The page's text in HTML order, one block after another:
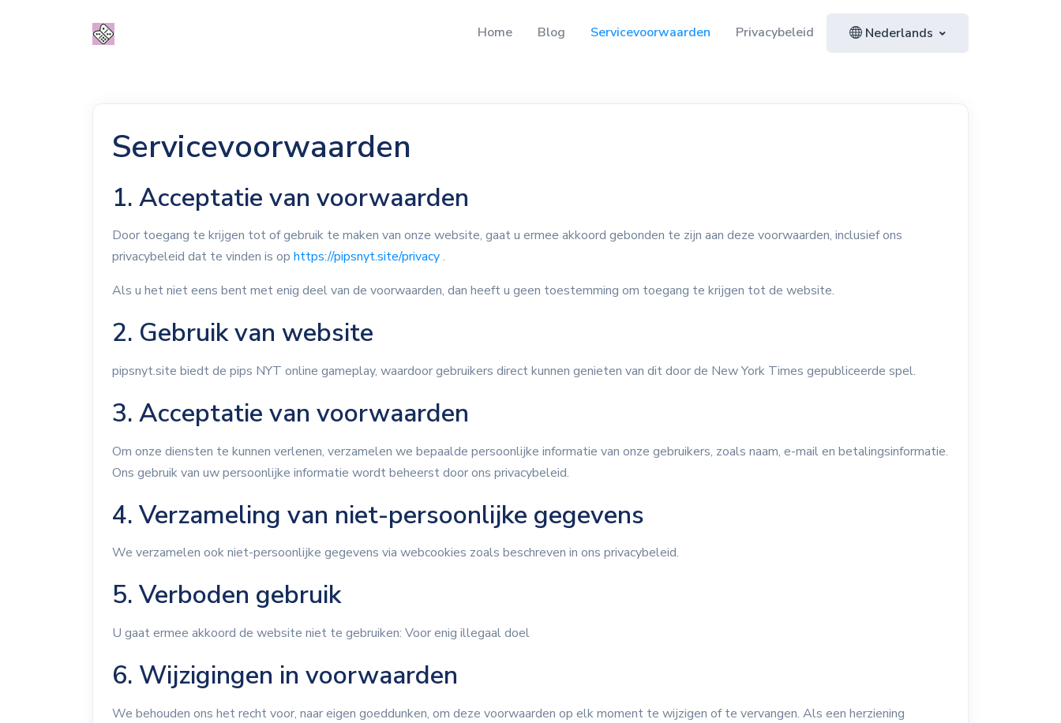
Home Blog Servicevoorwaarden Privacybeleid Nederlands
Servicevoorwaarden
1. Acceptatie van voorwaarden
Door toegang te krijgen tot of gebruik te maken van onze website, gaat u ermee akkoord gebonden te zijn aan deze voorwaarden, inclusief ons
privacybeleid dat te vinden is op https://pipsnyt.site/privacy.
Als u het niet eens bent met enig deel van de voorwaarden, dan heeft u geen toestemming om toegang te krijgen tot de website.
2. Gebruik van website
pipsnyt.site biedt de pips NYT online gameplay, waardoor gebruikers direct kunnen genieten van dit door de New York Times gepubliceerde spel.
3. Acceptatie van voorwaarden
Om onze diensten te kunnen verlenen, verzamelen we bepaalde persoonlijke informatie van onze gebruikers, zoals naam, e-mail en betalingsinformatie.
Ons gebruik van uw persoonlijke informatie wordt beheerst door ons privacybeleid.
4. Verzameling van niet-persoonlijke gegevens
We verzamelen ook niet-persoonlijke gegevens via webcookies zoals beschreven in ons privacybeleid.
5. Verboden gebruik
U gaat ermee akkoord de website niet te gebruiken: Voor enig illegaal doel
6. Wijzigingen in voorwaarden
We behouden ons het recht voor, naar eigen goeddunken, om deze voorwaarden op elk moment te wijzigen of te vervangen. Als een herziening